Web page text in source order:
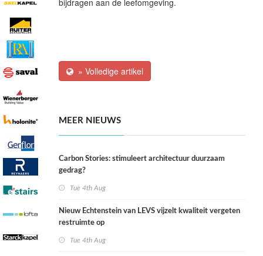
bijdragen aan de leefomgeving.
» Volledige artikel
MEER NIEUWS
Carbon Stories: stimuleert architectuur duurzaam
gedrag?
Tue 4th Aug
Nieuw Echtenstein van LEVS vijzelt kwaliteit vergeten
restruimte op
Tue 4th Aug